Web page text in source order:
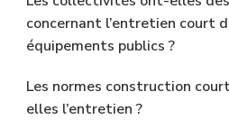
concernant l’entretien court
équipements publics ?
Les normes construction
elles l’entretien ?